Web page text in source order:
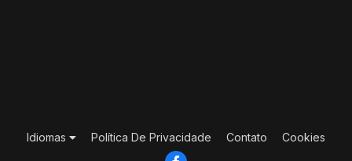
Idiomas Política De Privacidade Contato Cookies